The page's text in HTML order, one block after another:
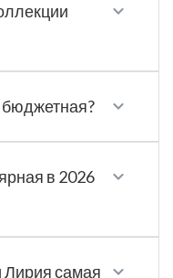
бюджетная?
в 2026
Лирия самая